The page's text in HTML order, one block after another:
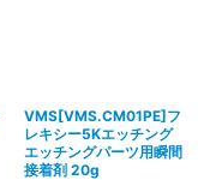
VMS[VMS.CM01PE]フ
レキシー5Kエッチング
エッチングパーツ用瞬間
接着剤 20g